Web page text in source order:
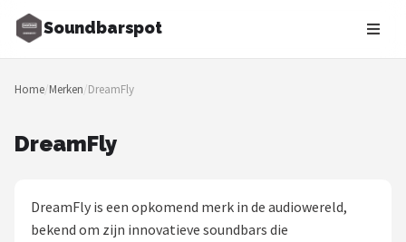
Soundbarspot
Zoeken
NAVIGATIE
Blog
Home/Merken/DreamFly
DreamFly
DreamFly is een opkomend merk in de audiowereld,
bekend om zijn innovatieve soundbars die